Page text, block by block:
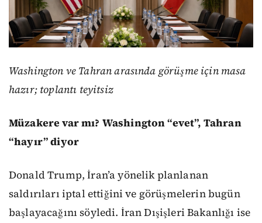
Washington ve Tahran arasında görüşme için masa
hazır; toplantı teyitsiz
Müzakere var mı? Washington “evet”, Tahran
“hayır” diyor
Donald Trump, İran’a yönelik planlanan
saldırıları iptal ettiğini ve görüşmelerin bugün
başlayacağını söyledi. İran Dışişleri Bakanlığı ise